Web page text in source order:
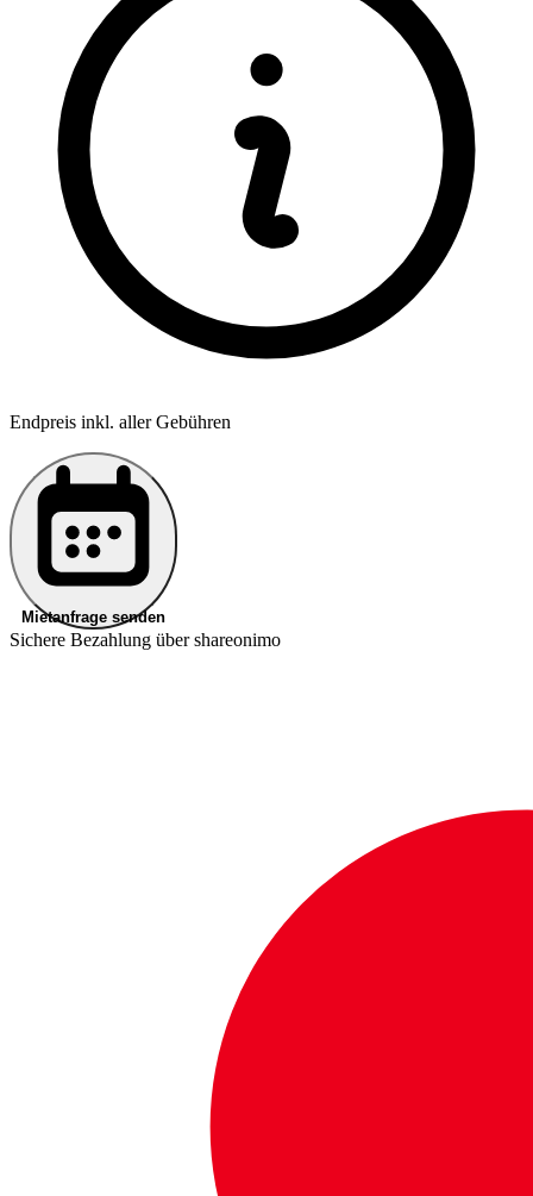
Endpreis inkl. aller Gebühren
Mietanfrage senden
Sichere Bezahlung über shareonimo